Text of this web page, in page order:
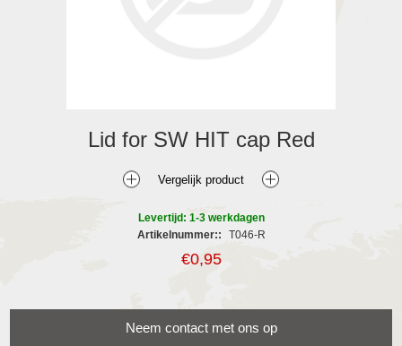
Lid for SW HIT cap Red
Levertijd: 1-3 werkdagen
Artikelnummer::
T046-R
€0,95
Neem contact met ons op